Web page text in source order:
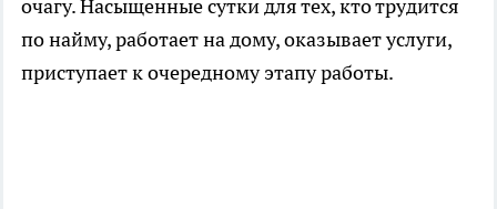
очагу. Насыщенные сутки для тех, кто трудится
по найму, работает на дому, оказывает услуги,
приступает к очередному этапу работы.